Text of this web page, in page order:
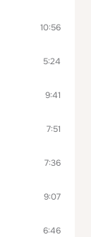
10:56
5:24
9:41
7:51
7:36
9:07
6:46